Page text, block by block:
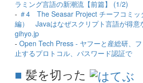
ラミング言語の新潮流【前篇】 (1/2)
- ＃4 The Seasar Project チーフコミッ
編） Javaはなぜスクリプト言語が得意
gihyo.jp
- Open Tech Press - ヤフーと産総研、
止するプロトコル、パスワード認証で
■ 髪を切った